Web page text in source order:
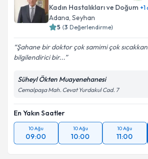
Kadın Hastalıkları ve Doğum +1
Adana, Seyhan
5 (3 Değerlendirme)
Şahane bir doktor çok samimi çok
bilgilendirici bir...
Süheyl Ökten Muayenehanesi
Cemalpaşa Mah. Cevat Yurdakul Cad. 7
En Yakın Saatler
10 Ağu
09:00
10 Ağu
10:00
10 Ağu
11:00